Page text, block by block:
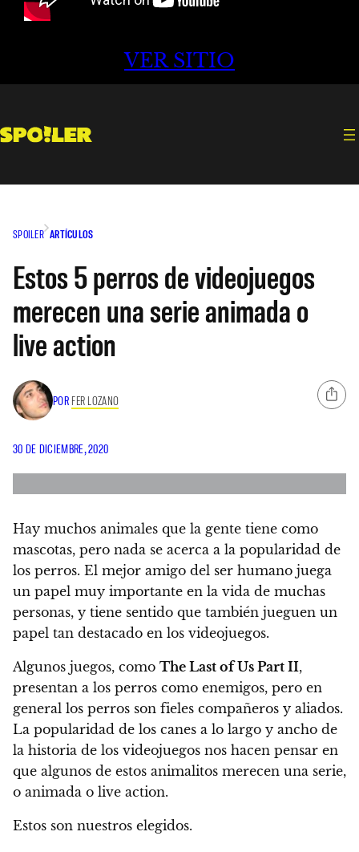
VER SITIO
SPOILER ARTÍCULOS
Estos 5 perros de videojuegos
merecen una serie animada o
live action
POR FER LOZANO
30 DE DICIEMBRE, 2020
Hay muchos animales que la gente tiene como
mascotas, pero nada se acerca a la popularidad de
los perros. El mejor amigo del ser humano juega
un papel muy importante en la vida de muchas
personas, y tiene sentido que también jueguen un
papel tan destacado en los videojuegos.
Algunos juegos, como The Last of Us Part II,
presentan a los perros como enemigos, pero en
general los perros son fieles compañeros y aliados.
La popularidad de los canes a lo largo y ancho de
la historia de los videojuegos nos hacen pensar en
que algunos de estos animalitos merecen una serie,
o animada o live action.
Estos son nuestros elegidos.